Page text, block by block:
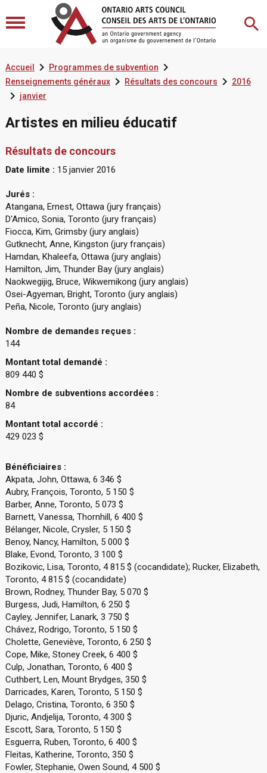
Accueil  Programmes de subvention
Renseignements généraux Résultats des concours 2016
janvier
Artistes en milieu éducatif
Résultats de concours
Date limite : 15 janvier 2016
Jurés :
Atangana, Ernest, Ottawa (jury français)
D'Amico, Sonia, Toronto (jury français)
Fiocca, Kim, Grimsby (jury anglais)
Gutknecht, Anne, Kingston (jury français)
Hamdan, Khaleefa, Ottawa (jury anglais)
Hamilton, Jim, Thunder Bay (jury anglais)
Naokwegijig, Bruce, Wikwemikong (jury anglais)
Osei-Agyeman, Bright, Toronto (jury anglais)
Peña, Nicole, Toronto (jury anglais)
Nombre de demandes reçues :
144
Montant total demandé :
809 440 $
Nombre de subventions accordées :
84
Montant total accordé :
429 023 $
Bénéficiaires :
Akpata, John, Ottawa, 6 346 $
Aubry, François, Toronto, 5 150 $
Barber, Anne, Toronto, 5 073 $
Barnett, Vanessa, Thornhill, 6 400 $
Bélanger, Nicole, Crysler, 5 150 $
Benoy, Nancy, Hamilton, 5 000 $
Blake, Evond, Toronto, 3 100 $
Bozikovic, Lisa, Toronto, 4 815 $ (cocandidate); Rucker, Elizabeth,
Toronto, 4 815 $ (cocandidate)
Brown, Rodney, Thunder Bay, 5 070 $
Burgess, Judi, Hamilton, 6 250 $
Cayley, Jennifer, Lanark, 3 750 $
Chávez, Rodrigo, Toronto, 5 150 $
Cholette, Geneviève, Toronto, 6 250 $
Cope, Mike, Stoney Creek, 6 400 $
Culp, Jonathan, Toronto, 6 400 $
Cuthbert, Len, Mount Brydges, 350 $
Darricades, Karen, Toronto, 5 150 $
Delago, Cristina, Toronto, 6 350 $
Djuric, Andjelija, Toronto, 4 300 $
Escott, Sara, Toronto, 5 150 $
Esguerra, Ruben, Toronto, 6 400 $
Fleitas, Katherine, Toronto, 350 $
Fowler, Stephanie, Owen Sound, 4 500 $